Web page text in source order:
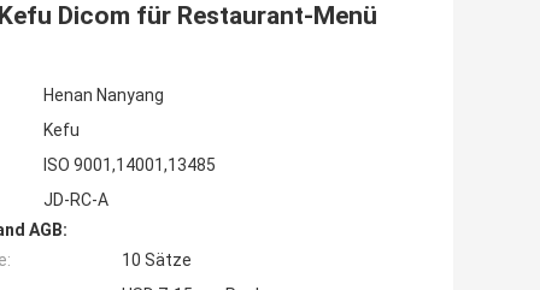
Dicom für Restaurant-Menü
Henan Nanyang
Kefu
ISO 9001,14001,13485
JD-RC-A
AGB:
10 Sätze